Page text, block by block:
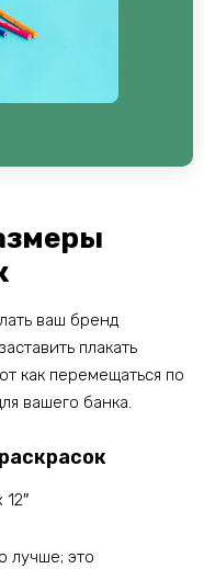
ваш бренд
плакать
как перемещаться по
вашего банка.
12″
лучше; это